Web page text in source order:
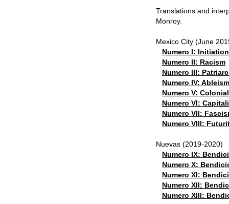
Translations and
Monroy.
Mexico City (June
Numero I: Initiation
Numero II: Racism
Numero III:
Numero IV:
Numero V:
Numero VI:
Numero VII:
Numero VIII:
Nuevas (2019-2020)
Numero IX:
Numero X:
Numero XI:
Numero XII:
Numero XIII: